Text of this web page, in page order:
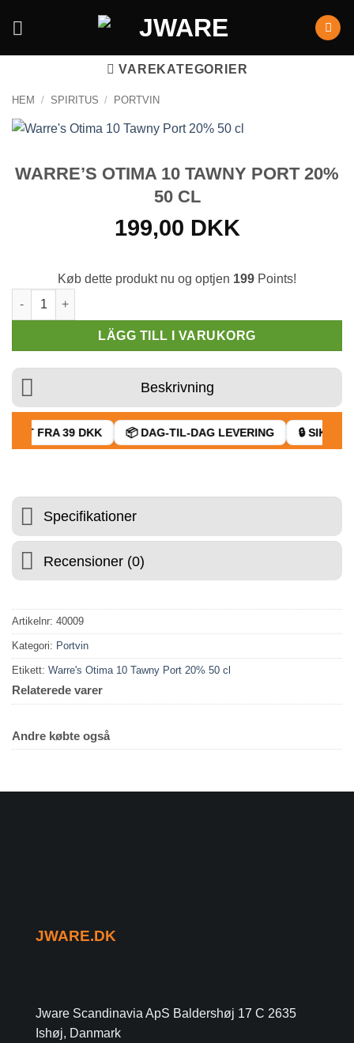
VAREKATEGORIER
HEM / SPIRITUS / PORTVIN
WARRE’S OTIMA 10 TAWNY PORT 20%
50 CL
199,00 DKK
Køb dette produkt nu og optjen 199 Points!
Warre's Otima 10 Tawny Port 20% 50 cl mängd
LÄGG TILL I VARUKORG
Beskrivning
FRA 39 DKK 📦 DAG-TIL-DAG LEVERING 🔒 SIKKER
Specifikationer
Recensioner (0)
Artikelnr: 40009
Kategori: Portvin
Etikett: Warre's Otima 10 Tawny Port 20% 50 cl
Relaterede varer
Andre købte også
JWARE.DK
Jware Scandinavia ApS Baldershøj 17 C 2635
Ishøj, Danmark